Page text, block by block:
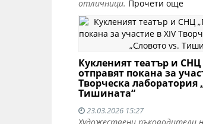
отличници. Прочети още
Кукленият театър и
отправят покана за
Творческа лаборатория
Тишината“
23.03.2026 15:27